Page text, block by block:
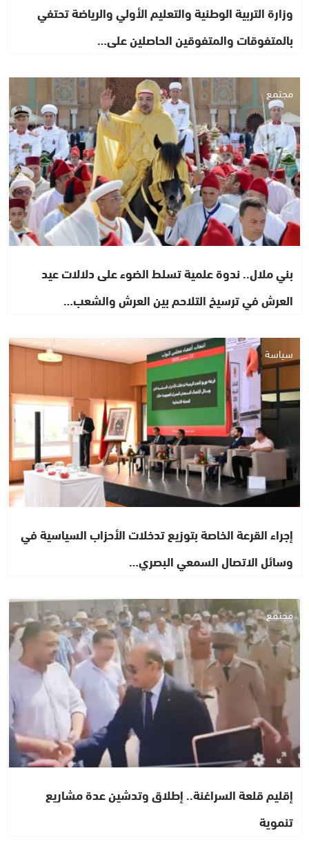
وزارة التربية الوطنية والتعليم الأولي والرياضة تحتفي
بالمتفوقات والمتفوقين الحاصلين على…
مجتمع
بني ملال.. ندوة علمية تسلط الضوء على دلالات عيد
العرش في ترسيخ التلاحم بين العرش والشعب…
سياسة
إجراء القرعة الخاصة بتوزيع تدخلات الأحزاب السياسية في
وسائل الاتصال السمعي البصري…
مجتمع
إقليم قلعة السراغنة.. إطلاق وتدشين عدة مشاريع
تنموية